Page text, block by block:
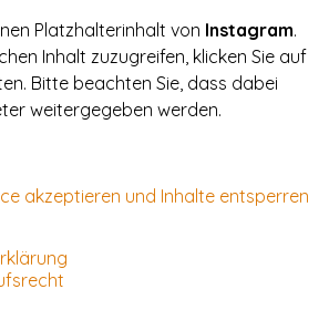
Platzhalterinhalt von Instagram.
Inhalt zuzugreifen, klicken Sie auf
Bitte beachten Sie, dass dabei
weitergegeben werden.
akzeptieren und Inhalte entsperren